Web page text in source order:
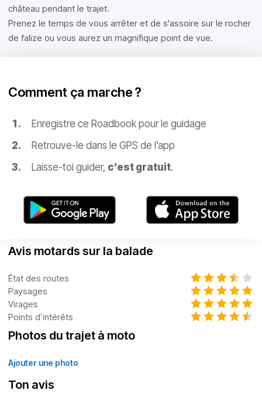
château pendant le trajet.
Prenez le temps de vous arrêter et de s'assoire sur le rocher
de falize ou vous aurez un magnifique point de vue.
Comment ça marche ?
Enregistre ce Roadbook pour le guidage
Retrouve-le dans le GPS de l’app
Laisse-toi guider, c’est gratuit.
Avis motards sur la balade
État des routes
Paysages
Virages
Points d’intérêts
Photos du trajet à moto
Ajouter une photo
Ton avis